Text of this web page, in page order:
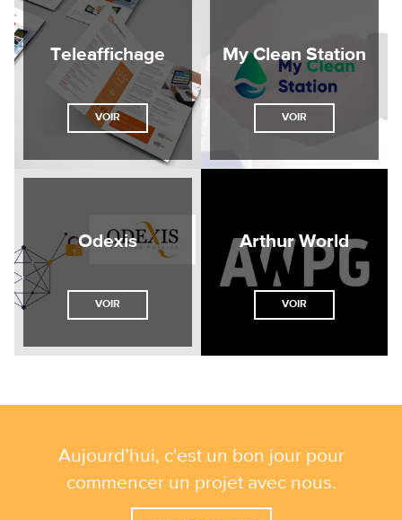
Teleaffichage
VOIR
My Clean Station
VOIR
Odexis
VOIR
Arthur World
VOIR
Aujourd’hui, c'est un bon jour pour
commencer un projet avec nous.